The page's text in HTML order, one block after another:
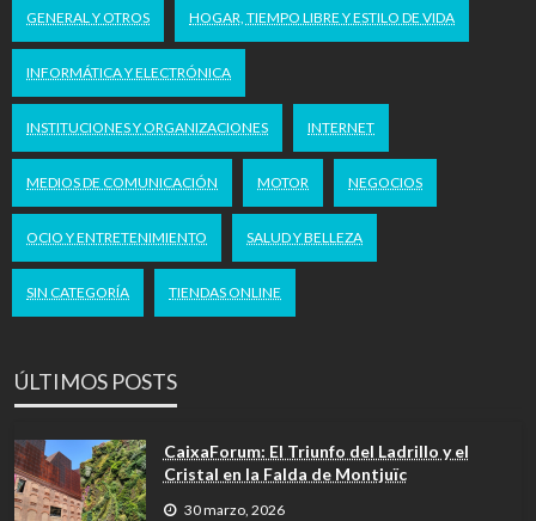
GENERAL Y OTROS HOGAR, TIEMPO LIBRE Y ESTILO DE VIDA
INFORMÁTICA Y ELECTRÓNICA
INSTITUCIONES Y ORGANIZACIONES INTERNET
MEDIOS DE COMUNICACIÓN MOTOR NEGOCIOS
OCIO Y ENTRETENIMIENTO SALUD Y BELLEZA
SIN CATEGORÍA TIENDAS ONLINE
ÚLTIMOS POSTS
CaixaForum: El Triunfo del Ladrillo y el
Cristal en la Falda de Montjuïc
30 marzo, 2026